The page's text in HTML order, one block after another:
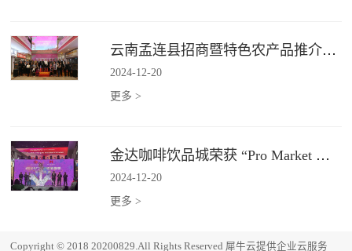
云南孟连县招商暨特色农产品推介会在广州金达圆满举行
2024-12-20
更多 >
金达咖啡饮品城荣获 “Pro Market 湾区必逛市场”
2024-12-20
更多 >
Copyright © 2018 20200829.All Rights Reserved 犀牛云提供企业云服务